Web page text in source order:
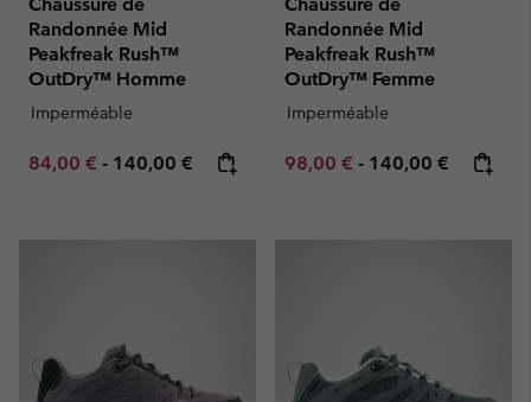
Randonnée Mid
Peakfreak Rush™
OutDry™ Homme
Imperméable
Minimum sale price:
84,00 € - Maximum price:
140,00 €
Randonnée Mid
Peakfreak Rush™
OutDry™ Femme
Imperméable
Minimum sale price:
98,00 € - Maximum price:
140,00 €